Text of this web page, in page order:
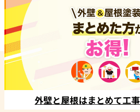
外壁と屋根はまとめて工